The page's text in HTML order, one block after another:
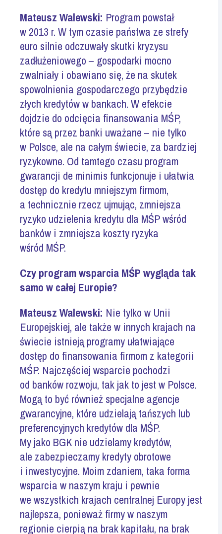
Mateusz Walewski: Program powstał
w 2013 r. W tym czasie państwa ze strefy
euro silnie odczuwały skutki kryzysu
zadłużeniowego – gospodarki mocno
zwalniały i obawiano się, że na skutek
spowolnienia gospodarczego przybędzie
złych kredytów w bankach. W efekcie
dojdzie do odcięcia finansowania MŚP,
które są przez banki uważane – nie tylko
w Polsce, ale na całym świecie, za bardziej
ryzykowne. Od tamtego czasu program
gwarancji de minimis funkcjonuje i ułatwia
dostęp do kredytu mniejszym firmom,
a technicznie rzecz ujmując, zmniejsza
ryzyko udzielenia kredytu dla MŚP wśród
banków i zmniejsza koszty ryzyka
wśród MŚP.
Czy program wsparcia MŚP wygląda tak
samo w całej Europie?
Mateusz Walewski: Nie tylko w Unii
Europejskiej, ale także w innych krajach na
świecie istnieją programy ułatwiające
dostęp do finansowania firmom z kategorii
MŚP. Najczęściej wsparcie pochodzi
od banków rozwoju, tak jak to jest w Polsce.
Mogą to być również specjalne agencje
gwarancyjne, które udzielają tańszych lub
preferencyjnych kredytów dla MŚP.
My jako BGK nie udzielamy kredytów,
ale zabezpieczamy kredyty obrotowe
i inwestycyjne. Moim zdaniem, taka forma
wsparcia w naszym kraju i pewnie
we wszystkich krajach centralnej Europy jest
najlepsza, ponieważ firmy w naszym
regionie cierpią na brak kapitału, na brak